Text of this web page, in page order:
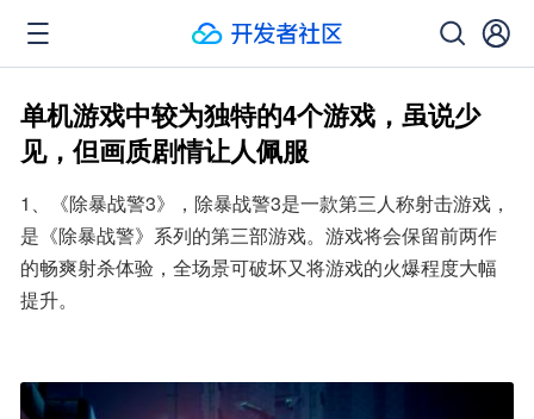
单机游戏中较为独特的4个游戏，虽说少
见，但画质剧情让人佩服
1、《除暴战警3》，除暴战警3是一款第三人称射击游戏，
是《除暴战警》系列的第三部游戏。游戏将会保留前两作
的畅爽射杀体验，全场景可破坏又将游戏的火爆程度大幅
提升。